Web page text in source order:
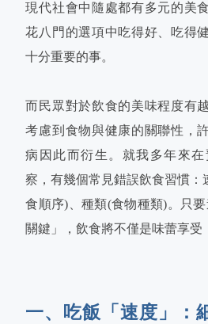
現代社會中隨處都有多元的美
花八門的選項中吃得好、吃得
十分重要的事。
而民眾對於飲食的美味程度有
考慮到食物與健康的關聯性，
病因此而衍生。就我多年來
察，有幾個常見錯誤飲食習慣：
食順序)、種類(食物種類)。只
關鍵」，飲食將不僅是味蕾享受
一、吃飯「速度」：